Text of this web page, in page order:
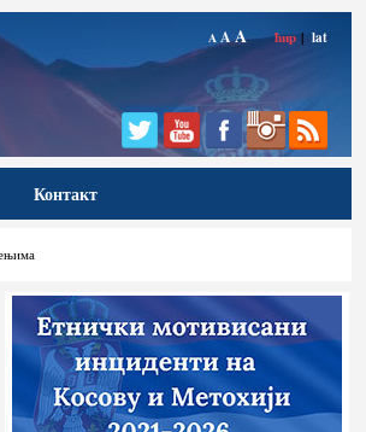
A AA ћир | lat
Контакт